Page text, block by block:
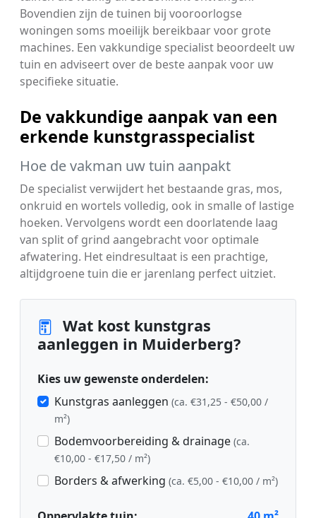
Bovendien zijn de tuinen bij vooroorlogse
woningen soms moeilijk bereikbaar voor grote
machines. Een vakkundige specialist beoordeelt uw
tuin en adviseert over de beste aanpak voor uw
specifieke situatie.
De vakkundige aanpak van een
erkende kunstgrasspecialist
Hoe de vakman uw tuin aanpakt
De specialist verwijdert het bestaande gras, mos,
onkruid en wortels volledig, ook in smalle of lastige
hoeken. Vervolgens wordt een doorlatende laag
van split of grind aangebracht voor optimale
afwatering. Het eindresultaat is een prachtige,
altijdgroene tuin die er jarenlang perfect uitziet.
Wat kost kunstgras
aanleggen in Muiderberg?
Kies uw gewenste onderdelen:
Kunstgras aanleggen (ca. €31,25 - €50,00 /
m²)
Bodemvoorbereiding & drainage (ca.
€10,00 - €17,50 / m²)
Borders & afwerking (ca. €5,00 - €10,00 / m²)